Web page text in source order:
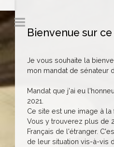
Bienvenue sur
Je vous souhaite la
mon mandat de sénateur
Mandat que j'ai eu
2021.
Ce site est une image à la
Vous y trouverez plus de
Français de l'étranger.
de leur situation vis-à-vis